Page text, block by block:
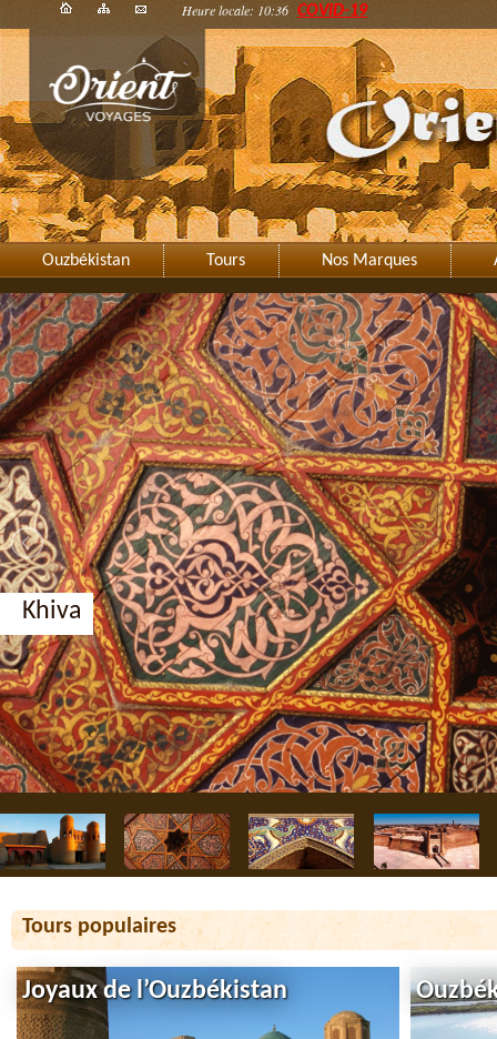
Heure locale: 10:36 COVID-19
Ouzbékistan Tours Nos Marques
Khiva
Tours populaires
Joyaux de l’Ouzbékistan